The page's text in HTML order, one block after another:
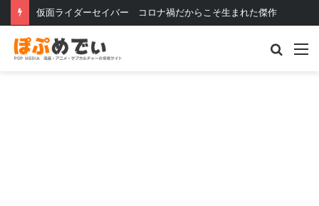
仮面ライダーセイバー コロナ禍だからこそ生まれた傑作
Search